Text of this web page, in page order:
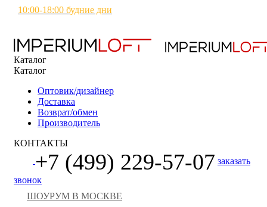
10:00-18:00 будние дни
Каталог
Каталог
Оптовик/дизайнер
Доставка
Возврат/обмен
Производитель
КОНТАКТЫ
+7 (499) 229-57-07 заказать
звонок
ШОУРУМ В МОСКВЕ